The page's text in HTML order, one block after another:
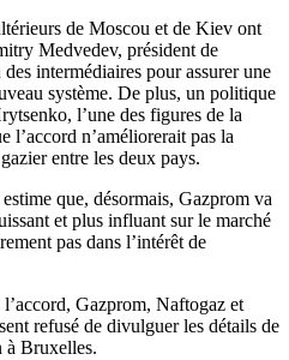
de Moscou et de Kiev ont
Medvedev, président de
intermédiaires pour assurer une
système. De plus, un politique
l’une des figures de la
l’accord n’améliorerait pas la
entre les deux pays.
que, désormais, Gazprom va
et plus influant sur le marché
pas dans l’intérêt de
Gazprom, Naftogaz et
refusé de divulguer les détails de
à Bruxelles.